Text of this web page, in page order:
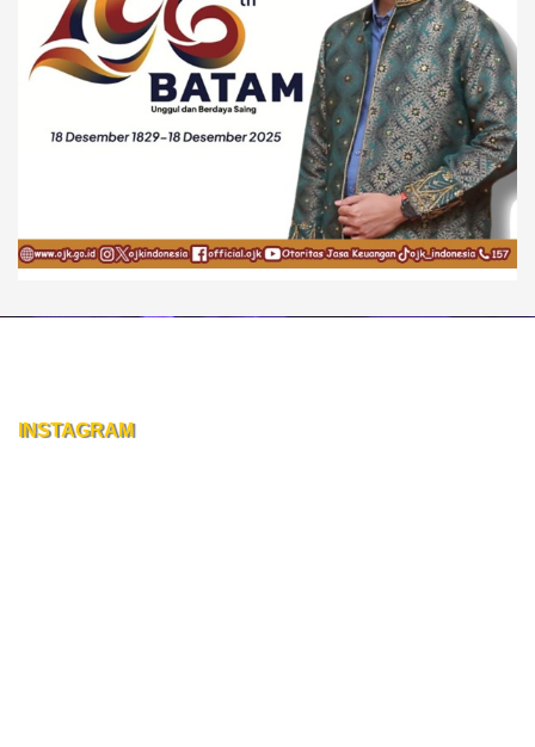
INSTAGRAM